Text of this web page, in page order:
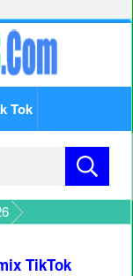
Tok
TikTok